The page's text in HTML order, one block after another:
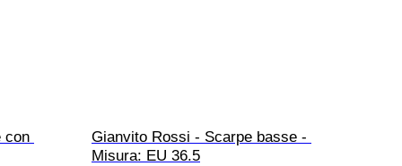
con
Gianvito Rossi - Scarpe basse -
Misura: EU 36.5